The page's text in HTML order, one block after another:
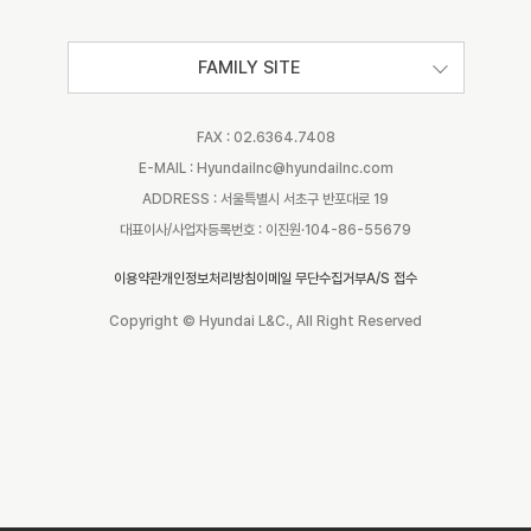
FAMILY SITE
FAX : 02.6364.7408
E-MAIL : Hyundailnc@hyundailnc.com
ADDRESS : 서울특별시 서초구 반포대로 19
대표이사/사업자등록번호 : 이진원·104-86-55679
이용약관개인정보처리방침이메일 무단수집거부A/S 접수
Copyright © Hyundai L&C., All Right Reserved